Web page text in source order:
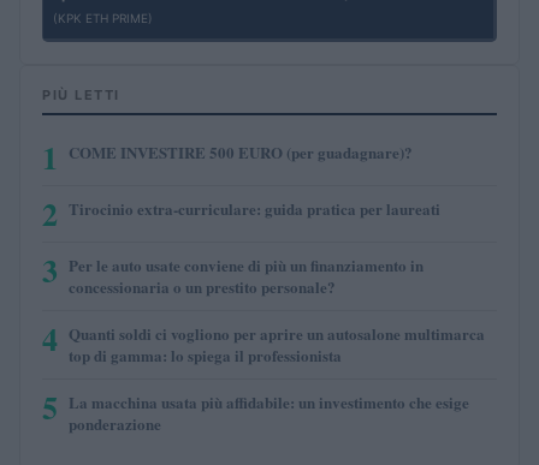
(KPK ETH PRIME)
PIÙ LETTI
1 COME INVESTIRE 500 EURO (per guadagnare)?
2 Tirocinio extra-curriculare: guida pratica per laureati
3 Per le auto usate conviene di più un finanziamento in
concessionaria o un prestito personale?
4 Quanti soldi ci vogliono per aprire un autosalone multimarca
top di gamma: lo spiega il professionista
5 La macchina usata più affidabile: un investimento che esige
ponderazione